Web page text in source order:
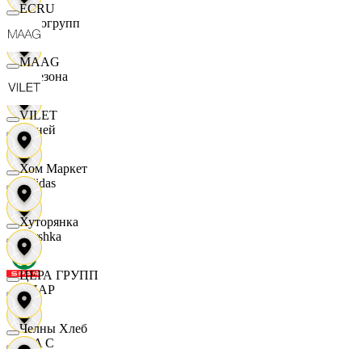
Яркогрупп
4 Сезона
7 дней
Adidas
Bershka
СПАР
M A C
ECRU
MAAG
VILET
Хом Маркет
Хуторянка
ЦЕРА ГРУПП
Челны Хлеб